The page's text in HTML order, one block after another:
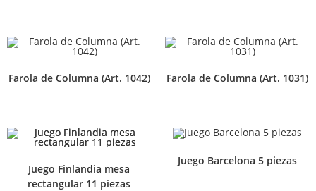
Farola de Columna (Art. 1042) Farola de Columna (Art. 1031)
Juego Finlandia mesa
rectangular 11 piezas
Juego Barcelona 5 piezas